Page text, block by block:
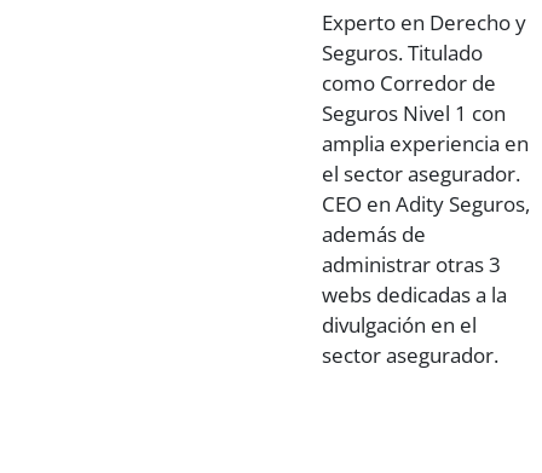
Experto en Derecho y
Seguros. Titulado
como Corredor de
Seguros Nivel 1 con
amplia experiencia en
el sector asegurador.
CEO en Adity Seguros,
además de
administrar otras 3
webs dedicadas a la
divulgación en el
sector asegurador.